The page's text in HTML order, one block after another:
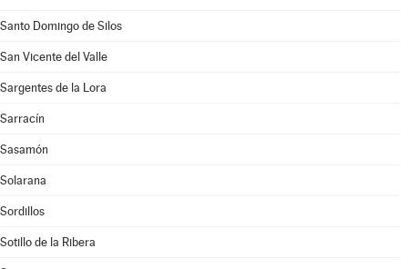
Santo Domingo de Silos
San Vicente del Valle
Sargentes de la Lora
Sarracín
Sasamón
Solarana
Sordillos
Sotillo de la Ribera